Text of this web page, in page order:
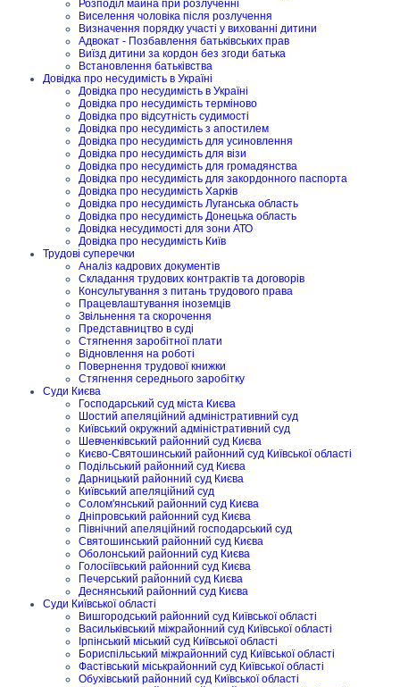
Розподіл майна при розлученні
Виселення чоловіка після розлучення
Визначення порядку участі у вихованні дитини
Адвокат - Позбавлення батьківських прав
Виїзд дитини за кордон без згоди батька
Встановлення батьківства
Довідка про несудимість в Україні
Довідка про несудимість в Україні
Довідка про несудимість терміново
Довідка про відсутність судимості
Довідка про несудимість з апостилем
Довідка про несудимість для усиновлення
Довідка про несудимість для візи
Довідка про несудимість для громадянства
Довідка про несудимість для закордонного паспорта
Довідка про несудимість Харків
Довідка про несудимість Луганська область
Довідка про несудимість Донецька область
Довідка несудимості для зони АТО
Довідка про несудимість Київ
Трудові суперечки
Аналіз кадрових документів
Складання трудових контрактів та договорів
Консультування з питань трудового права
Працевлаштування іноземців
Звільнення та скорочення
Представництво в суді
Стягнення заробітної плати
Відновлення на роботі
Повернення трудової книжки
Стягнення середнього заробітку
Суди Києва
Господарський суд міста Києва
Шостий апеляційний адміністративний суд
Київський окружний адміністративний суд
Шевченківський районний суд Києва
Києво-Святошинський районний суд Київської області
Подільський районний суд Києва
Дарницький районний суд Києва
Київський апеляційний суд
Солом'янський районний суд Києва
Дніпровський районний суд Києва
Північний апеляційний господарський суд
Святошинський районний суд Києва
Оболонський районний суд Києва
Голосіївський районний суд Києва
Печерський районний суд Києва
Деснянський районний суд Києва
Суди Київської області
Вишгородський районний суд Київської області
Васильківський міжрайонний суд Київської області
Ірпінський міський суд Київської області
Бориспільський міжрайонний суд Київської області
Фастівський міськрайонний суд Київської області
Обухівський районний суд Київської області